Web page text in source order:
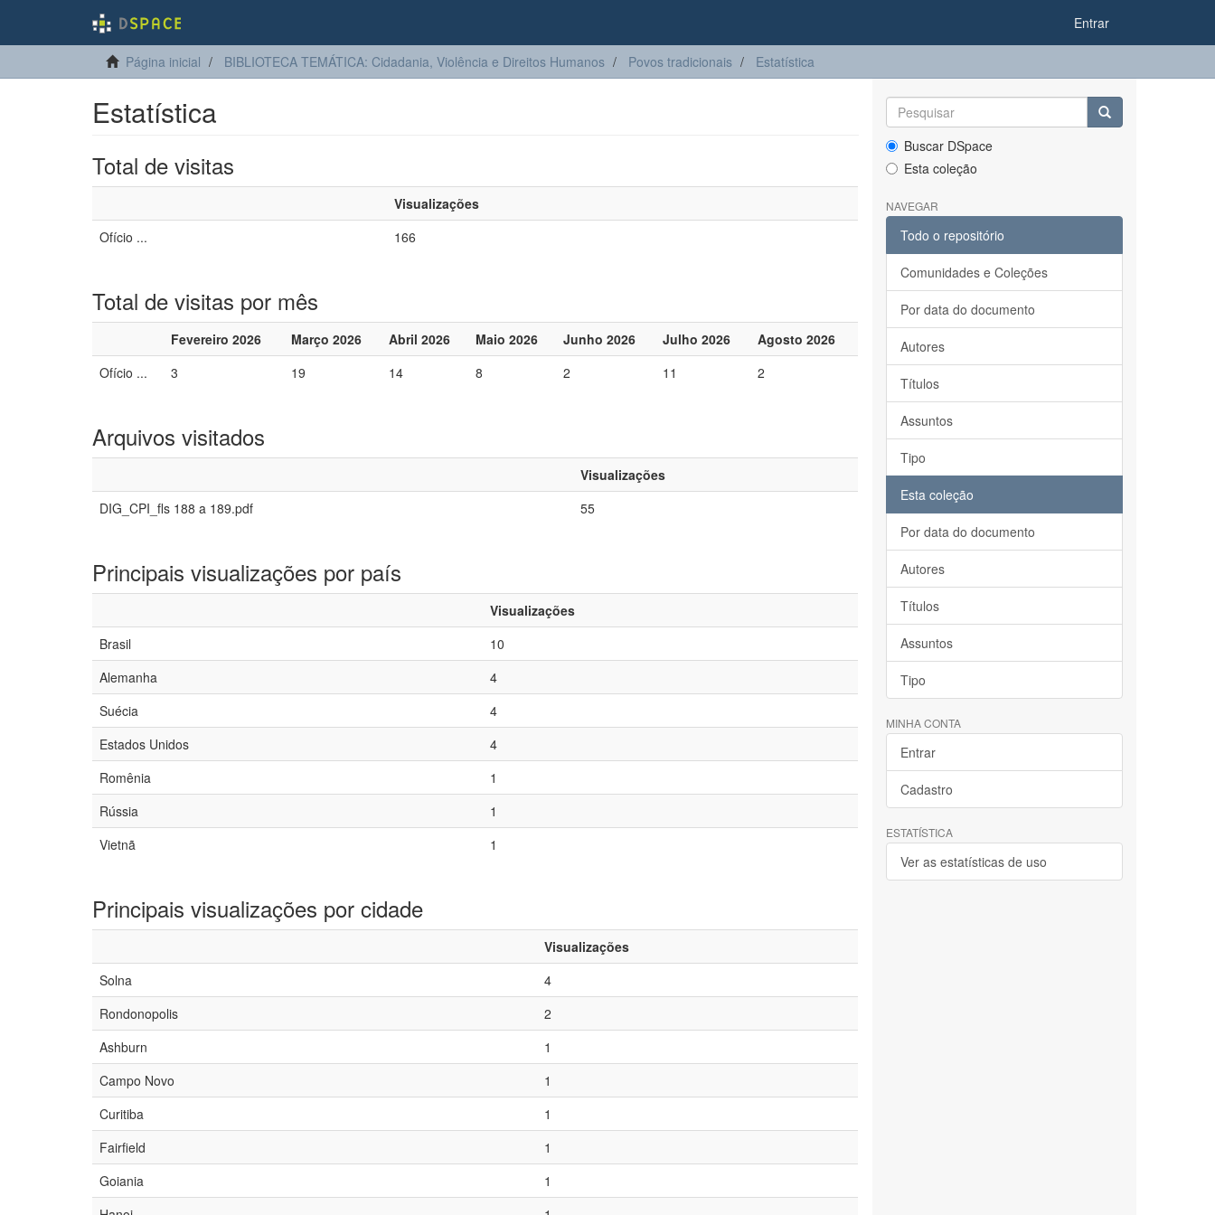
Entrar
Página inicial BIBLIOTECA TEMÁTICA: Cidadania, Violência e Direitos Humanos Povos tradicionais Estatística
Estatística
Total de visitas
Visualizações
Ofício ...
166
Total de visitas por mês
Fevereiro 2026 Março 2026 Abril 2026 Maio 2026 Junho 2026 Julho 2026
Agosto 2026
Ofício ...
3 19 14 8 2 11 2
Arquivos visitados
Visualizações
DIG_CPI_fls 188 a 189.pdf
55
Principais visualizações por país
Visualizações
Brasil
10
Alemanha
4
Suécia
4
Estados Unidos
4
Romênia
1
Rússia
1
Vietnã
1
Principais visualizações por cidade
Visualizações
Solna
4
Rondonopolis
2
Ashburn
1
Campo Novo
1
Curitiba
1
Fairfield
1
Goiania
1
Buscar DSpace
Esta coleção
NAVEGAR
Todo o repositório
Comunidades e Coleções
Por data do documento
Autores
Títulos
Assuntos
Tipo
Esta coleção
Por data do documento
Autores
Títulos
Assuntos
Tipo
MINHA CONTA
Entrar
Cadastro
ESTATÍSTICA
Ver as estatísticas de uso